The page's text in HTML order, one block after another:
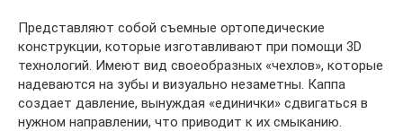
Представляют собой съемные ортопедические
конструкции, которые изготавливают при помощи 3D
технологий. Имеют вид своеобразных «чехлов», которые
надеваются на зубы и визуально незаметны. Каппа
создает давление, вынуждая «единички» сдвигаться в
нужном направлении, что приводит к их смыканию.